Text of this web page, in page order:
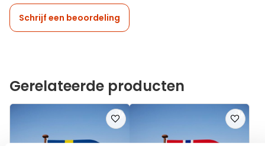
Schrijf een beoordeling
Gerelateerde producten
Voeg
toe
Voeg
toe